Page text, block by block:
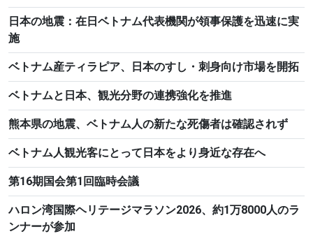
日本の地震：在日ベトナム代表機関が領事保護を迅速に実
施
ベトナム産ティラピア、日本のすし・刺身向け市場を開拓
ベトナムと日本、観光分野の連携強化を推進
熊本県の地震、ベトナム人の新たな死傷者は確認されず
ベトナム人観光客にとって日本をより身近な存在へ
第16期国会第1回臨時会議
ハロン湾国際ヘリテージマラソン2026、約1万8000人のラ
ンナーが参加